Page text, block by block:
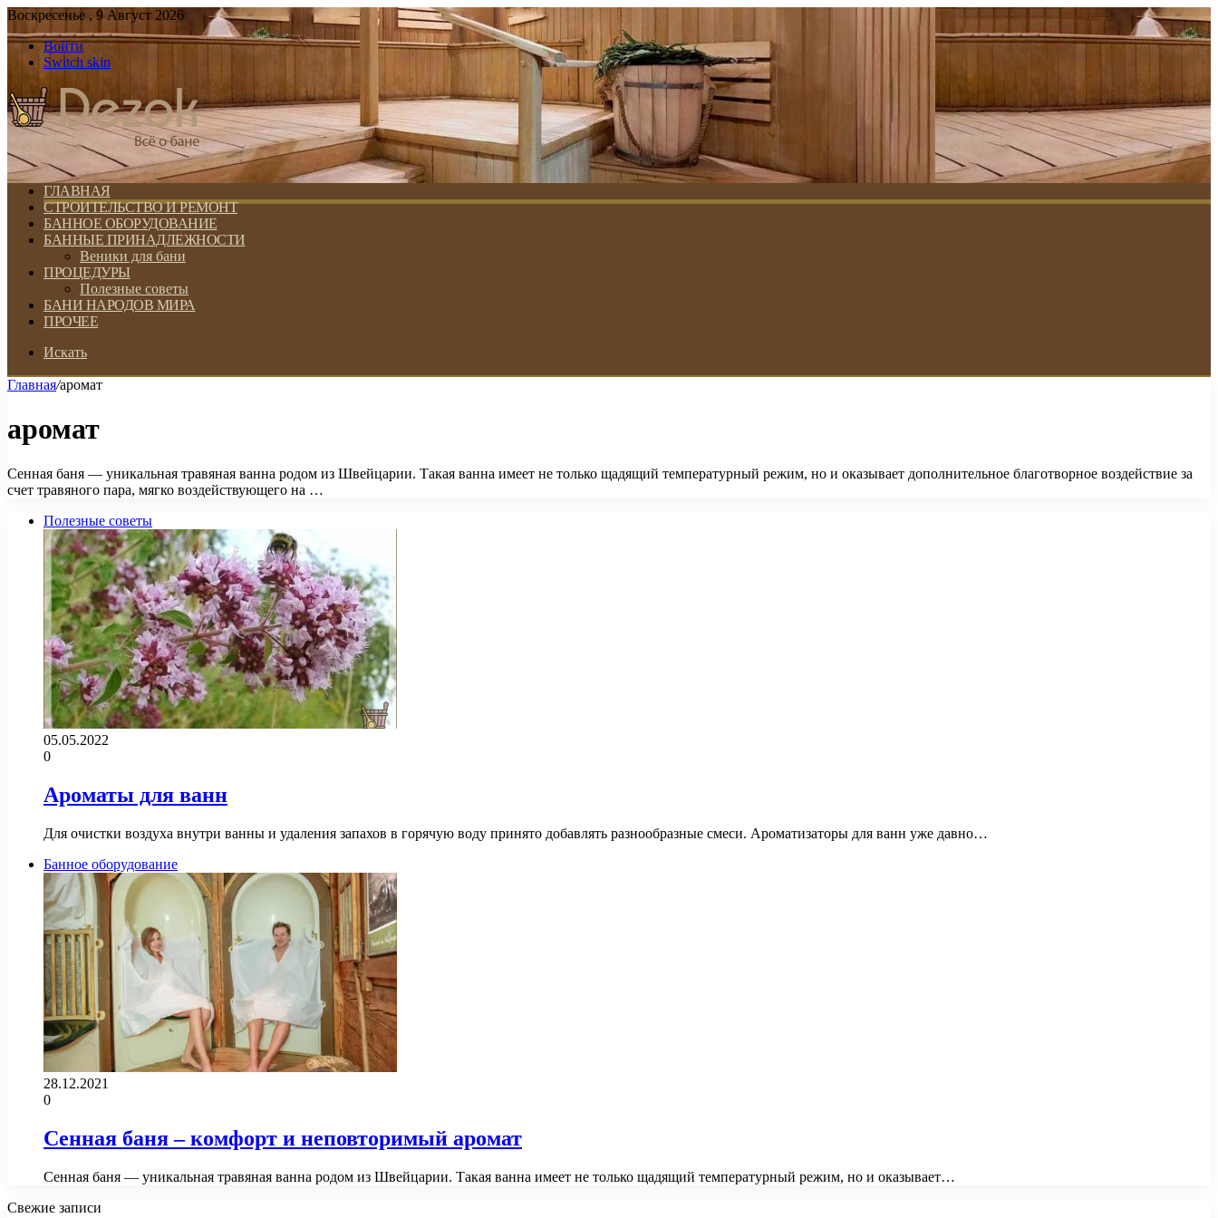
Воскресенье , 9 Август 2026
Войти
Switch skin
ГЛАВНАЯ
СТРОИТЕЛЬСТВО И РЕМОНТ
БАННОЕ ОБОРУДОВАНИЕ
БАННЫЕ ПРИНАДЛЕЖНОСТИ
Веники для бани
ПРОЦЕДУРЫ
Полезные советы
БАНИ НАРОДОВ МИРА
ПРОЧЕЕ
Искать
Главная/аромат
аромат
Сенная баня — уникальная травяная ванна родом из Швейцарии. Такая ванна имеет не только щадящий температурный режим, но и оказывает дополнительное благотворное воздействие за
счет травяного пара, мягко воздействующего на …
Полезные советы
05.05.2022
0
Ароматы для ванн
Для очистки воздуха внутри ванны и удаления запахов в горячую воду принято добавлять разнообразные смеси. Ароматизаторы для ванн уже давно…
Банное оборудование
28.12.2021
0
Сенная баня – комфорт и неповторимый аромат
Сенная баня — уникальная травяная ванна родом из Швейцарии. Такая ванна имеет не только щадящий температурный режим, но и оказывает…
Свежие записи